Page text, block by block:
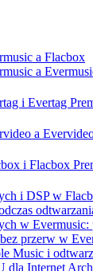
a Flacbox
a
i Evertag
a
i Flacbox
i DSP w
w Evermusic:
przerw w
Music i
dla Internet